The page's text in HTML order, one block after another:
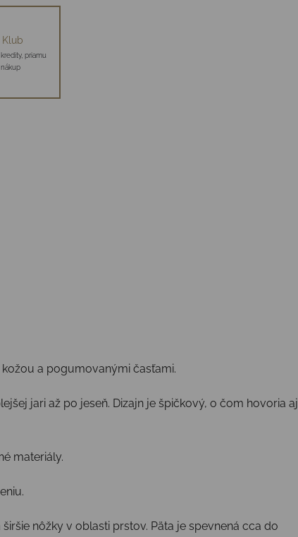
Klub
priamu
a pogumovanými časťami.
jari až po jeseň. Dizajn je špičkový, o čom hovoria aj
materiály.
nôžky v oblasti prstov. Päta je spevnená cca do